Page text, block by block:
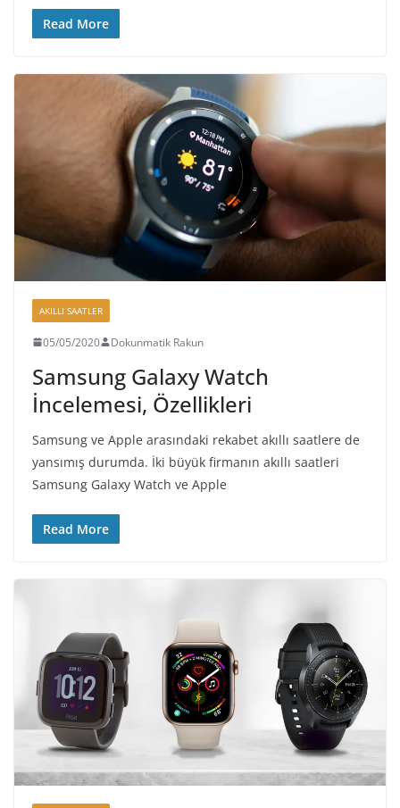
Read More
AKILLI SAATLER
05/05/2020 Dokunmatik Rakun
Samsung Galaxy Watch
İncelemesi, Özellikleri
Samsung ve Apple arasındaki rekabet akıllı saatlere de
yansımış durumda. İki büyük firmanın akıllı saatleri
Samsung Galaxy Watch ve Apple
Read More